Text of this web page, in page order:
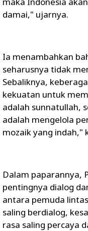
damai," ujarnya.
Ia menambahkan
seharusnya tidak
Sebaliknya,
kekuatan untuk
adalah sunnatullah,
adalah mengelola
mozaik yang indah,"
Dalam paparannya,
pentingnya dialog
antara pemuda
saling berdialog,
rasa saling percaya